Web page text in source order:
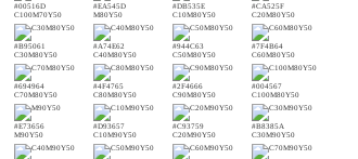
#00516D
C100M70Y50
#EA545D
M80Y50
#DB535E
C10M80Y50
#CA525F
C20M80Y50
#B95061
C30M80Y50
#A74E62
C40M80Y50
#944C63
C50M80Y50
#7F4B64
C60M80Y50
#694964
C70M80Y50
#4F4765
C80M80Y50
#2F4666
C90M80Y50
#004567
C100M80Y50
#E73656
M90Y50
#D93657
C10M90Y50
#C93759
C20M90Y50
#B8385A
C30M90Y50